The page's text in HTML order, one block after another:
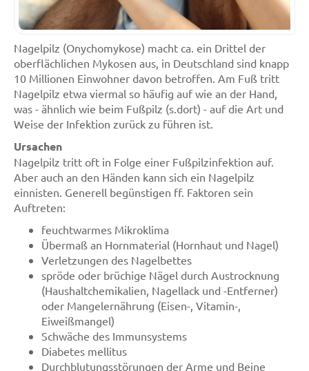
Nagelpilz (Onychomykose) macht ca. ein Drittel der
oberflächlichen Mykosen aus, in Deutschland sind knapp
10 Millionen Einwohner davon betroffen. Am Fuß tritt
Nagelpilz etwa viermal so häufig auf wie an der Hand,
was - ähnlich wie beim Fußpilz (s.dort) - auf die Art und
Weise der Infektion zurück zu führen ist.
Ursachen
Nagelpilz tritt oft in Folge einer Fußpilzinfektion auf.
Aber auch an den Händen kann sich ein Nagelpilz
einnisten. Generell begünstigen ff. Faktoren sein
Auftreten:
feuchtwarmes Mikroklima
Übermaß an Hornmaterial (Hornhaut und Nagel)
Verletzungen des Nagelbettes
spröde oder brüchige Nägel durch Austrocknung
(Haushaltchemikalien, Nagellack und -Entferner)
oder Mangelernährung (Eisen-, Vitamin-,
Eiweißmangel)
Schwäche des Immunsystems
Diabetes mellitus
Durchblutungsstörungen der Arme und Beine